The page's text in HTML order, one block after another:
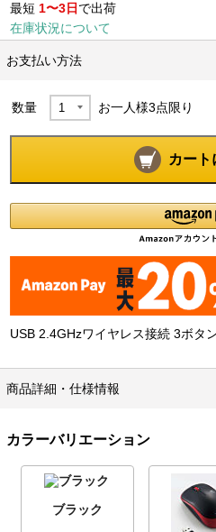
最短 1〜3日 で出荷
在庫状況について
お支払い方法
数量 お一人様3点限り
カート
USB 2.4GHzワイヤレス接続 3ボタ
商品詳細・仕様情報
カラーバリエーション
ブラック